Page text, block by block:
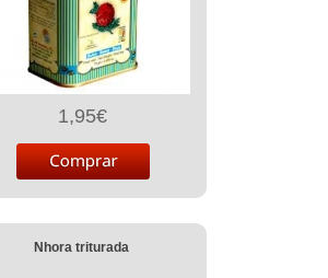
1,95€
Nhora triturada